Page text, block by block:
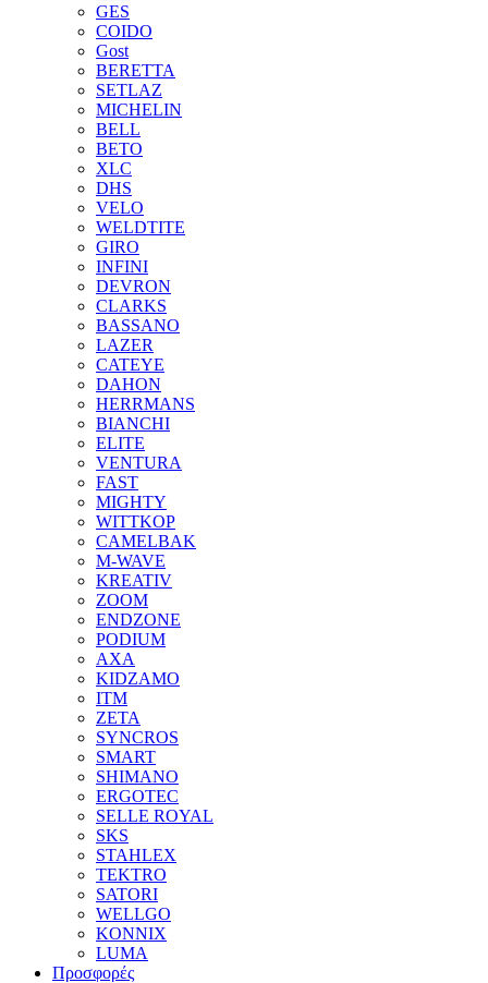
GES
COIDO
Gost
BERETTA
SETLAZ
MICHELIN
BELL
BETO
XLC
DHS
VELO
WELDTITE
GIRO
INFINI
DEVRON
CLARKS
BASSANO
LAZER
CATEYE
DAHON
HERRMANS
BIANCHI
ELITE
VENTURA
FAST
MIGHTY
WITTKOP
CAMELBAK
M-WAVE
KREATIV
ZOOM
ENDZONE
PODIUM
AXA
KIDZAMO
ITM
ZETA
SYNCROS
SMART
SHIMANO
ERGOTEC
SELLE ROYAL
SKS
STAHLEX
TEKTRO
SATORI
WELLGO
KONNIX
LUMA
Προσφορές